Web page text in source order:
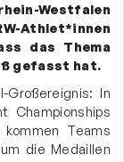
Westfalen
Athlet*innen
das Thema
gefasst hat.
In
Championships
Teams
die Medaillen